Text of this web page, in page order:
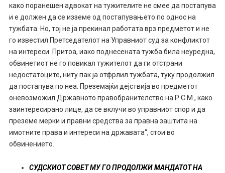
како поранешен адвокат на тужителите не смее да постапува
и е должен да се изземе од постапувањето по однос на
тужбата. Но, тој не ја прекинал работата врз предметот и не
го известил Претседателот на Управниот суд за конфликтот
на интереси. Притоа, иако поднесената тужба била неуредна,
обвинетиот не го повикал тужителот да ги отстрани
недостатоците, ниту пак ја отфрлил тужбата, туку продолжил
да постапува по неа. Преземајќи дејствија во предметот
оневозможил Државното правобранителство на Р.С.М., како
заинтересирано лице, да се вклучи во управниот спор и да
преземе мерки и правни средства за правна заштита на
имотните права и интереси на државата“, стои во
обвинението.
СУДСКИОТ СОВЕТ МУ ГО ПРОДОЛЖИ МАНДАТОТ НА